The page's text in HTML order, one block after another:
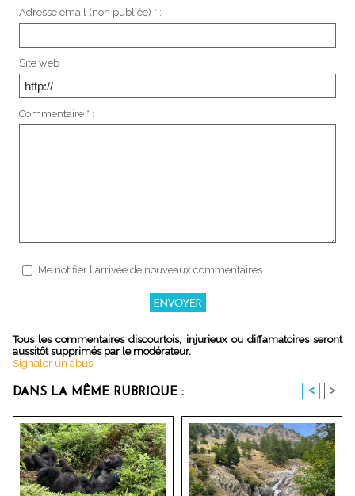
Adresse email (non publiée) * :
Site web :
Commentaire * :
Me notifier l'arrivée de nouveaux commentaires
Tous les commentaires discourtois, injurieux ou diffamatoires seront
aussitôt supprimés par le modérateur.
Signaler un abus
DANS LA MÊME RUBRIQUE : < >